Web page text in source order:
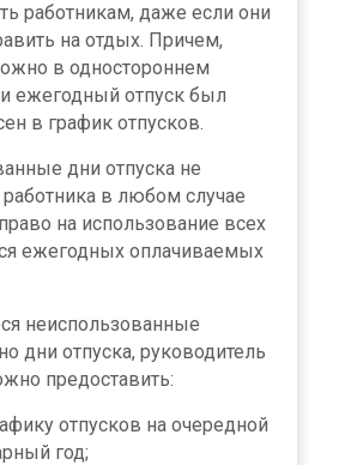
работникам, даже если они
на отдых. Причем,
в одностороннем
ежегодный отпуск был
в график отпусков.
дни отпуска не
работника в любом случае
на использование всех
ежегодных оплачиваемых
неиспользованные
дни отпуска, руководитель
предоставить:
отпусков на очередной
год;